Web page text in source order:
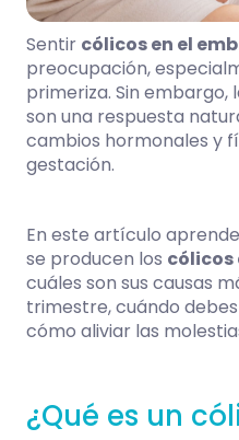
Sentir cólicos en el
preocupación,
primeriza. Sin embargo,
son una respuesta
cambios hormonales y
gestación.
En este artículo
se producen los cólicos
cuáles son sus causas
trimestre, cuándo
cómo aliviar las
¿Qué es un